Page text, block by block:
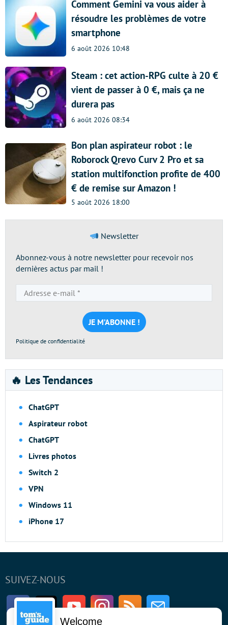
Comment Gemini va vous aider à
résoudre les problèmes de votre
smartphone
6 août 2026 10:48
Steam : cet action-RPG culte à 20 €
vient de passer à 0 €, mais ça ne
durera pas
6 août 2026 08:34
Bon plan aspirateur robot : le
Roborock Qrevo Curv 2 Pro et sa
station multifonction profite de 400
€ de remise sur Amazon !
5 août 2026 18:00
Newsletter
Abonnez-vous à notre newsletter pour recevoir nos
dernières actus par mail !
e-
mail
*
Politique de confidentialité
🔥 Les Tendances
ChatGPT
Aspirateur robot
ChatGPT
Livres photos
Switch 2
VPN
Windows 11
iPhone 17
SUIVEZ-NOUS
FacebookTwitter Youtube InstagramRSS Newsletter
Welcome